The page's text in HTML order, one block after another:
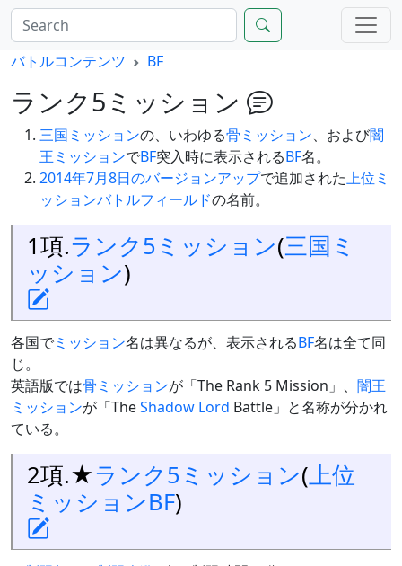
バトルコンテンツ BF
ランク5ミッション
三国ミッションの、いわゆる骨ミッション、および闇
王ミッションでBF突入時に表示されるBF名。
2014年7月8日のバージョンアップで追加された上位ミ
ッションバトルフィールドの名前。
1項.ランク5ミッション(三国ミ
ッション)
各国でミッション名は異なるが、表示されるBF名は全て同
じ。
英語版では骨ミッションが「The Rank 5 Mission」、 闇王
ミッションが「TheShadow Lord Battle」と名称が分かれ
ている。
2項.★ランク5ミッション(上位
ミッションBF)